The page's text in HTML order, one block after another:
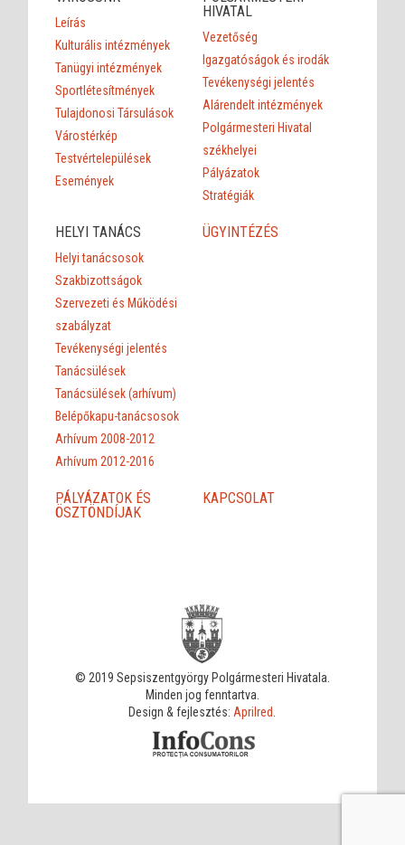
Leírás
Kulturális intézmények
Tanügyi intézmények
Sportlétesítmények
Tulajdonosi Társulások
Várostérkép
Testvértelepülések
Események
HIVATAL
Vezetőség
Igazgatóságok és irodák
Tevékenységi jelentés
Alárendelt intézmények
Polgármesteri Hivatal
székhelyei
Pályázatok
Stratégiák
HELYI TANÁCS
Helyi tanácsosok
Szakbizottságok
Szervezeti és Működési
szabályzat
Tevékenységi jelentés
Tanácsülések
Tanácsülések (arhívum)
Belépőkapu-tanácsosok
Arhívum 2008-2012
Arhívum 2012-2016
ÜGYINTÉZÉS
PÁLYÁZATOK ÉS
ÖSZTÖNDÍJAK
KAPCSOLAT
© 2019 Sepsiszentgyörgy Polgármesteri Hivatala.
Minden jog fenntartva.
Design & fejlesztés: Aprilred